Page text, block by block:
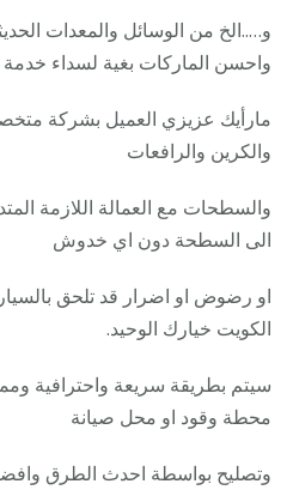
و…..الخ من الوسائل والمعدات
واحسن الماركات بغية لسداء خدمة
مارأيك عزيزي العميل بشركة
والكرين والرافعات
والسطحات مع العمالة اللازمة
الى السطحة دون اي خدوش
او رضوض او اضرار قد تلحق
الكويت خيارك الوحيد.
سيتم بطريقة سريعة واحترافية
محطة وقود او محل صيانة
وتصليح بواسطة احدث الطرق